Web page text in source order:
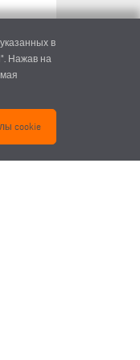
в
Нажав на
cookie